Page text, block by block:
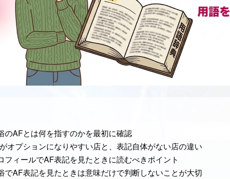
のAFとは何を指すのかを最初に確認
オプションになりやすい店と、表記自体がない店の違い
フィールでAF表記を見たときに読むべきポイント
でAF表記を見たときは意味だけで判断しないことが大切